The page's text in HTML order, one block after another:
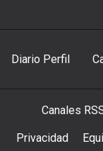
Diario Perfil
Canales
Privacidad